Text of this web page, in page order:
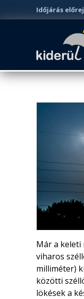
Időjárás
Már a keleti
viharos
milliméter)
közötti
lökések a